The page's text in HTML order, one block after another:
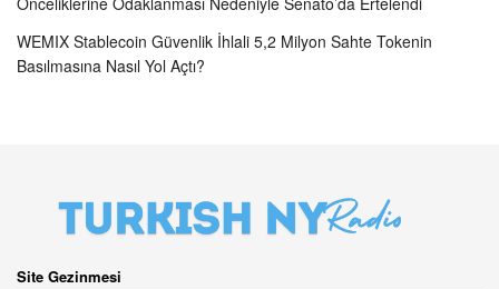
WEMIX Stablecoin Güvenlik İhlali 5,2 Milyon Sahte Tokenin
Basılmasına Nasıl Yol Açtı?
Site Gezinmesi